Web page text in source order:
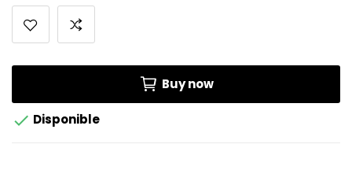
Buy now
 Disponible